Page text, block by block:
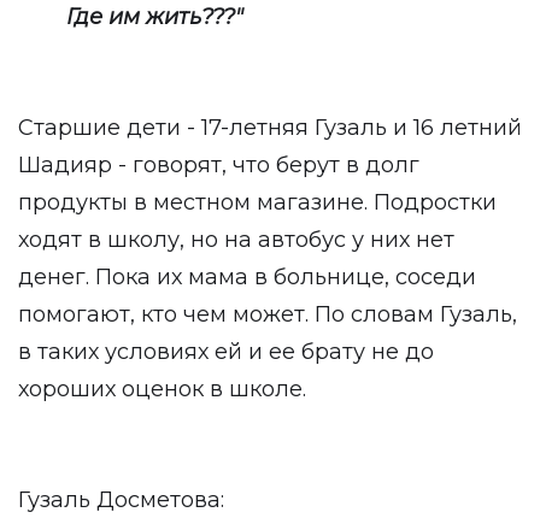
Где им жить???"
Старшие дети - 17-летняя Гузаль и 16 летний
Шадияр - говорят, что берут в долг
продукты в местном магазине. Подростки
ходят в школу, но на автобус у них нет
денег. Пока их мама в больнице, соседи
помогают, кто чем может. По словам Гузаль,
в таких условиях ей и ее брату не до
хороших оценок в школе.
Гузаль Досметова: